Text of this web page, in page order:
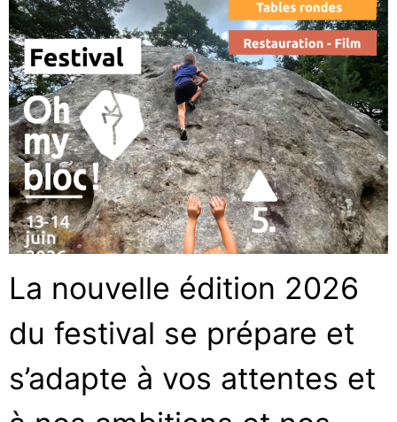
La nouvelle édition 2026
du festival se prépare et
s’adapte à vos attentes et